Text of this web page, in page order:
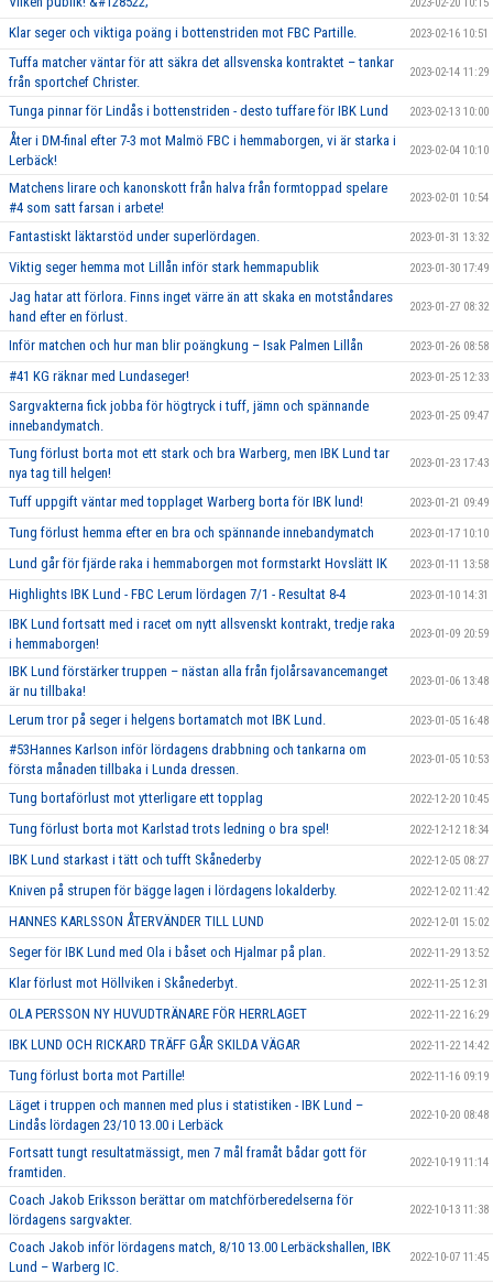
Klar seger och viktiga poäng i bottenstriden mot FBC Partille. 2023-02-16 10:51
Tuffa matcher väntar för att säkra det allsvenska kontraktet – tankar
från sportchef Christer.
2023-02-14 11:29
Tunga pinnar för Lindås i bottenstriden - desto tuffare för IBK Lund 2023-02-13 10:00
Åter i DM-final efter 7-3 mot Malmö FBC i hemmaborgen, vi är starka i
Lerbäck!
2023-02-04 10:10
Matchens lirare och kanonskott från halva från formtoppad spelare
#4 som satt farsan i arbete!
2023-02-01 10:54
Fantastiskt läktarstöd under superlördagen. 2023-01-31 13:32
Viktig seger hemma mot Lillån inför stark hemmapublik 2023-01-30 17:49
Jag hatar att förlora. Finns inget värre än att skaka en motståndares
hand efter en förlust.
2023-01-27 08:32
Inför matchen och hur man blir poängkung – Isak Palmen Lillån 2023-01-26 08:58
#41 KG räknar med Lundaseger! 2023-01-25 12:33
Sargvakterna fick jobba för högtryck i tuff, jämn och spännande
innebandymatch.
2023-01-25 09:47
Tung förlust borta mot ett stark och bra Warberg, men IBK Lund tar
nya tag till helgen!
2023-01-23 17:43
Tuff uppgift väntar med topplaget Warberg borta för IBK lund! 2023-01-21 09:49
Tung förlust hemma efter en bra och spännande innebandymatch 2023-01-17 10:10
Lund går för fjärde raka i hemmaborgen mot formstarkt Hovslätt IK 2023-01-11 13:58
Highlights IBK Lund - FBC Lerum lördagen 7/1 - Resultat 8-4 2023-01-10 14:31
IBK Lund fortsatt med i racet om nytt allsvenskt kontrakt, tredje raka
i hemmaborgen!
2023-01-09 20:59
IBK Lund förstärker truppen – nästan alla från fjolårsavancemanget
är nu tillbaka!
2023-01-06 13:48
Lerum tror på seger i helgens bortamatch mot IBK Lund. 2023-01-05 16:48
#53Hannes Karlson inför lördagens drabbning och tankarna om
första månaden tillbaka i Lunda dressen.
2023-01-05 10:53
Tung bortaförlust mot ytterligare ett topplag 2022-12-20 10:45
Tung förlust borta mot Karlstad trots ledning o bra spel! 2022-12-12 18:34
IBK Lund starkast i tätt och tufft Skånederby 2022-12-05 08:27
Kniven på strupen för bägge lagen i lördagens lokalderby. 2022-12-02 11:42
HANNES KARLSSON ÅTERVÄNDER TILL LUND 2022-12-01 15:02
Seger för IBK Lund med Ola i båset och Hjalmar på plan. 2022-11-29 13:52
Klar förlust mot Höllviken i Skånederbyt. 2022-11-25 12:31
OLA PERSSON NY HUVUDTRÄNARE FÖR HERRLAGET 2022-11-22 16:29
IBK LUND OCH RICKARD TRÄFF GÅR SKILDA VÄGAR 2022-11-22 14:42
Tung förlust borta mot Partille! 2022-11-16 09:19
Läget i truppen och mannen med plus i statistiken - IBK Lund –
Lindås lördagen 23/10 13.00 i Lerbäck
2022-10-20 08:48
Fortsatt tungt resultatmässigt, men 7 mål framåt bådar gott för
framtiden.
2022-10-19 11:14
Coach Jakob Eriksson berättar om matchförberedelserna för
lördagens sargvakter.
2022-10-13 11:38
Coach Jakob inför lördagens match, 8/10 13.00 Lerbäckshallen, IBK
Lund – Warberg IC.
2022-10-07 11:45